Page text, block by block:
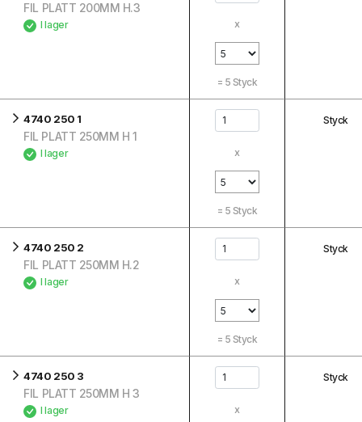
FIL PLATT 200MM H.3
I lager x
= 5 Styck
4740 250 1
FIL PLATT 250MM H 1
I lager x
= 5 Styck
Styck
4740 250 2
FIL PLATT 250MM H.2
I lager x
= 5 Styck
Styck
4740 250 3
FIL PLATT 250MM H 3
I lager x
Styck